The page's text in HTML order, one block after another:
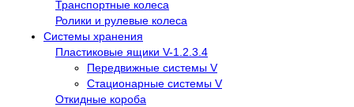
Транспортные колеса
Ролики и рулевые колеса
Системы хранения
Пластиковые ящики V-1.2.3.4
Передвижные системы V
Стационарные системы V
Откидные короба